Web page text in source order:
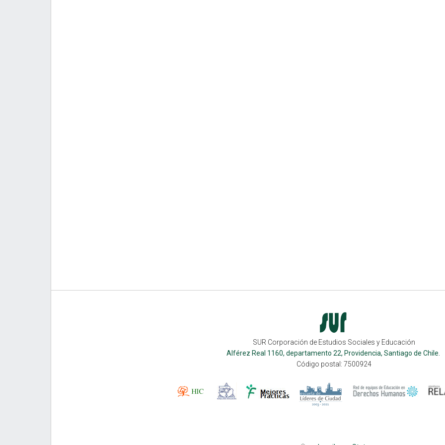
SUR Corporación de Estudios Sociales y Educación
Alférez Real 1160, departamento 22, Providencia, Santiago de Chile.
Código postal: 7500924